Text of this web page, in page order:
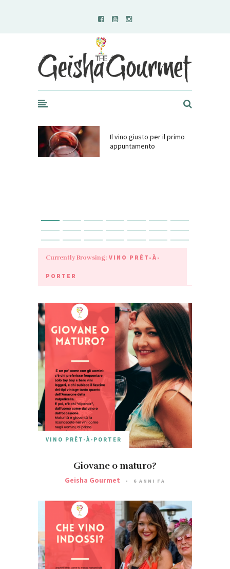
Geisha Gourmet
Il vino giusto per il primo
appuntamento
Currently Browsing: VINO PRÊT-À-
PORTER
VINO PRÊT-À-PORTER
Giovane o maturo?
Geisha Gourmet 6 ANNI FA